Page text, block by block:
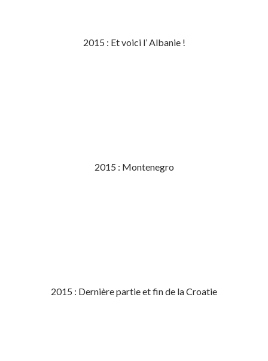
2015 : Et voici l’ Albanie !
2015 : Montenegro
2015 : Dernière partie et fin de la Croatie